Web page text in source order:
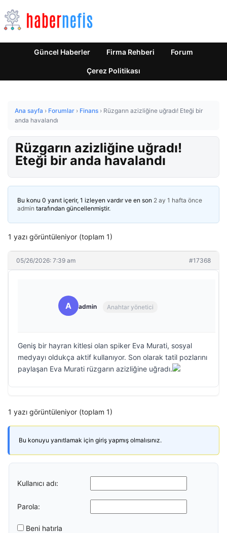
Güncel Haberler Firma Rehberi Forum
Çerez Politikası
Ana sayfa › Forumlar › Finans › Rüzgarın azizliğine uğradı! Eteği bir
anda havalandı
Rüzgarın azizliğine uğradı!
Eteği bir anda havalandı
Bu konu 0 yanıt içerir, 1 izleyen vardır ve en son 2 ay 1 hafta önce
admin tarafından güncellenmiştir.
1 yazı görüntüleniyor (toplam 1)
05/26/2026: 7:39 am #17368
A admin Anahtar yönetici
Geniş bir hayran kitlesi olan spiker Eva Murati, sosyal
medyayı oldukça aktif kullanıyor. Son olarak tatil pozlarını
paylaşan Eva Murati rüzgarın azizliğine uğradı.
1 yazı görüntüleniyor (toplam 1)
Bu konuyu yanıtlamak için giriş yapmış olmalısınız.
Kullanıcı adı:
Parola:
Beni hatırla